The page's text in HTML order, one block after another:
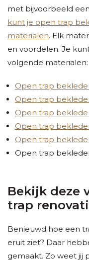
met bijvoorbeeld
kunt je open trap
materialen. Elk
en voordelen. Je
volgende materialen:
Open trap
Open trap
Open trap
Open trap
Open trap
Open trap
Bekijk deze
trap
Benieuwd hoe een
eruit ziet? Daar
gemaakt. Zo weet jij